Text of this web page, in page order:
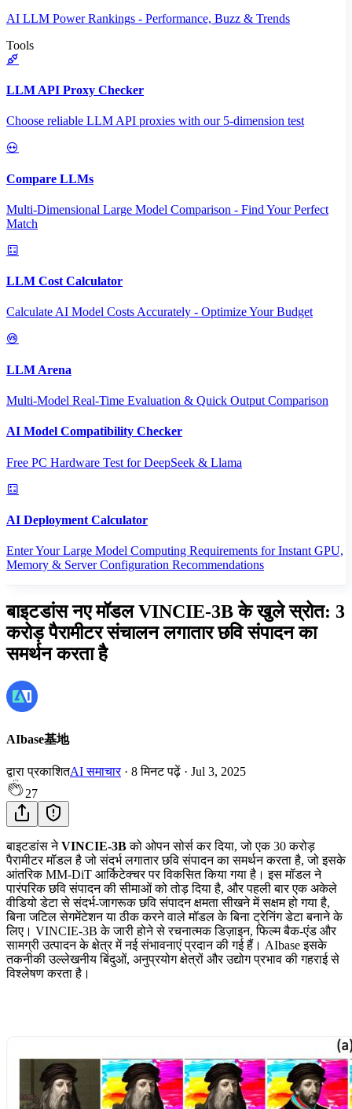
AI LLM Power Rankings - Performance, Buzz & Trends
Tools
LLM API Proxy Checker
Choose reliable LLM API proxies with our 5-dimension test
Compare LLMs
Multi-Dimensional Large Model Comparison - Find Your Perfect
Match
LLM Cost Calculator
Calculate AI Model Costs Accurately - Optimize Your Budget
LLM Arena
Multi-Model Real-Time Evaluation & Quick Output Comparison
AI Model Compatibility Checker
Free PC Hardware Test for DeepSeek & Llama
AI Deployment Calculator
Enter Your Large Model Computing Requirements for Instant GPU,
Memory & Server Configuration Recommendations
बाइटडांस नए मॉडल VINCIE-3B के खुले स्रोत: 3
करोड़ पैरामीटर संचालन लगातार छवि संपादन का
समर्थन करता है
AIbase基地
द्वारा प्रकाशितAI समाचार· 8 मिनट पढ़ें · Jul 3, 2025
27
बाइटडांस नेVINCIE-3Bको ओपन सोर्स कर दिया, जो एक 30 करोड़
पैरामीटर मॉडल है जो संदर्भ लगातार छवि संपादन का समर्थन करता है, जो इसके
आंतरिक MM-DiT आर्किटेक्चर पर विकसित किया गया है। इस मॉडल ने
पारंपरिक छवि संपादन की सीमाओं को तोड़ दिया है, और पहली बार एक अकेले
वीडियो डेटा से संदर्भ-जागरूक छवि संपादन क्षमता सीखने में सक्षम हो गया है,
बिना जटिल सेगमेंटेशन या ठीक करने वाले मॉडल के बिना ट्रेनिंग डेटा बनाने के
लिए। VINCIE-3B के जारी होने से रचनात्मक डिज़ाइन, फिल्म बैक-एंड और
सामग्री उत्पादन के क्षेत्र में नई संभावनाएं प्रदान की गई हैं। AIbase इसके
तकनीकी उल्लेखनीय बिंदुओं, अनुप्रयोग क्षेत्रों और उद्योग प्रभाव की गहराई से
विश्लेषण करता है।